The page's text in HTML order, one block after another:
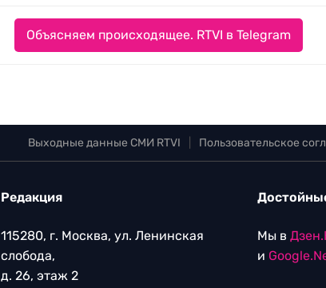
Объясняем происходящее. RTVI в Telegram
Выходные данные СМИ RTVI Пользовательское
Редакция
115280, г. Москва, ул. Ленинская
слобода,
д. 26, этаж 2
Мы в
и